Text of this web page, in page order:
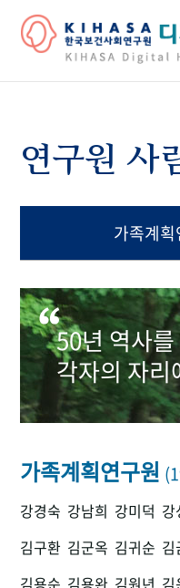
연구원 사
가족계획
50년 역사
각자의 자
가족계획연구원
강경숙 강남희 강미덕 강
김구환 김군옥 김귀순 김